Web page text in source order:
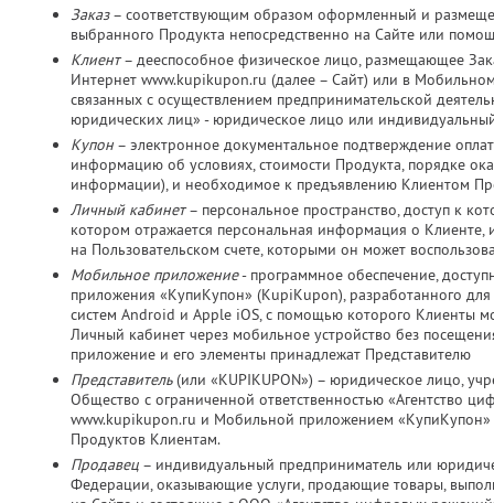
Заказ– соответствующим образом оформленный и
выбранного Продукта непосредственно на Сайте или
Клиент– дееспособное физическое лицо, размещающее
Интернет www.kupikupon.ru (далее – Сайт) или в
связанных с осуществлением предпринимательской
юридических лиц» - юридическое лицо или
Купон – электронное документальное подтверждение
информацию об условиях, стоимости Продукта, порядке
информации), и необходимое к предъявлению Клиентом
Личный кабинет– персональное пространство, доступ к
котором отражается персональная информация о Клиенте,
на Пользовательском счете, которыми он может
Мобильное приложение- программное обеспечение,
приложения «КупиКупон» (KupiKupon), разработанного
систем Android и Apple iOS, с помощью которого Клиенты
Личный кабинет через мобильное устройство без
приложение и его элементы принадлежат Представителю
Представитель(или «KUPIKUPON») – юридическое лицо,
Общество с ограниченной ответственностью «Агентство
www.kupikupon.ru и Мобильной приложением
Продуктов Клиентам.
Продавец – индивидуальный предприниматель или
Федерации, оказывающие услуги, продающие товары,